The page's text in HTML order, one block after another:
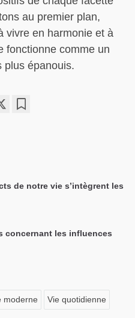
au premier plan,
vivre en harmonie et à
fonctionne comme un
plus épanouis.
de notre vie s’intègrent les
concernant les influences
moderne Vie quotidienne